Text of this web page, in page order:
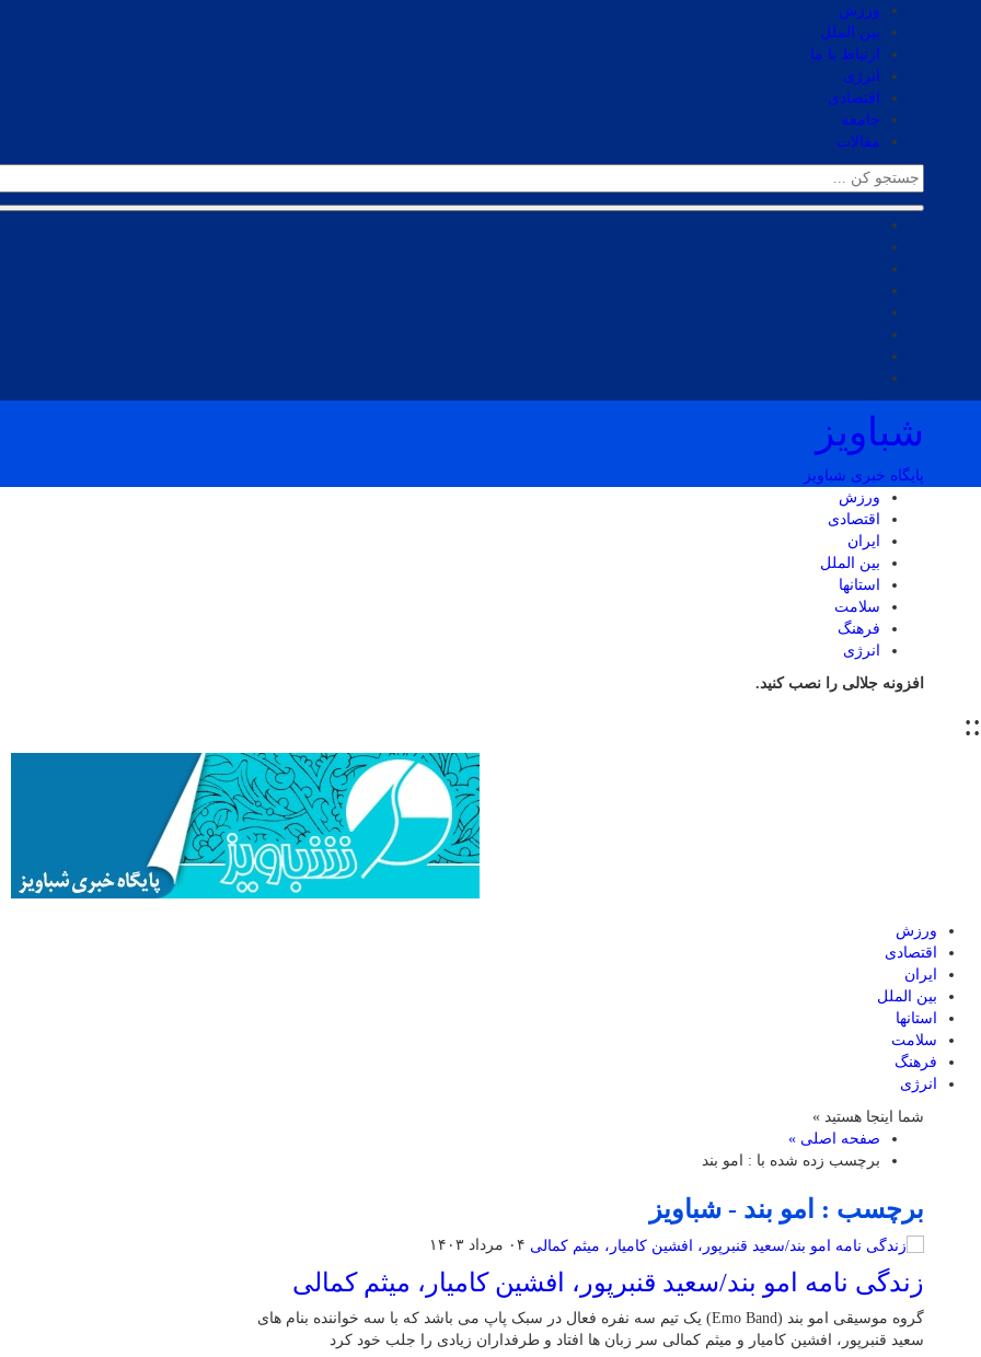
ورزش
بین الملل
ارتباط با ما
انرژی
اقتصادی
جامعه
مقالات
شباویز
پایگاه خبری شباویز
ورزش
اقتصادی
ایران
بین الملل
استانها
سلامت
فرهنگ
انرژی
افزونه جلالی را نصب کنید.
::
ورزش
اقتصادی
ایران
بین الملل
استانها
سلامت
فرهنگ
انرژی
شما اینجا هستید »
صفحه اصلی »
برچسب زده شده با : امو بند
برچسب : امو بند - شباویز
۰۴ مرداد ۱۴۰۳
زندگی نامه امو بند/سعید قنبرپور، افشین کامیار، میثم کمالی
گروه موسیقی امو بند (Emo Band) یک تیم سه نفره فعال در سبک پاپ می باشد که با سه خواننده بنام های
سعید قنبرپور، افشین کامیار و میثم کمالی سر زبان ها افتاد و طرفداران زیادی را جلب خود کرد